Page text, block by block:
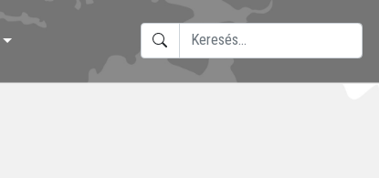
KERESÉS